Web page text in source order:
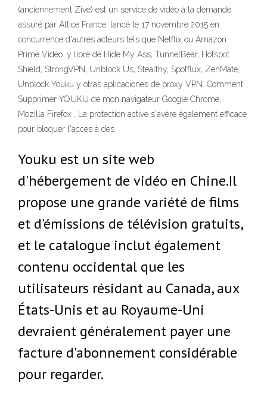
(anciennement Zive) est un service de vidéo à la demande
assuré par Altice France, lancé le 17 novembre 2015 en
concurrence d'autres acteurs tels que Netflix ou Amazon
Prime Video. y libre de Hide My Ass, TunnelBear, Hotspot
Shield, StrongVPN, Unblock Us, Stealthy, Spotflux, ZenMate,
Unblock Youku y otras aplicaciones de proxy VPN. Comment
Supprimer YOUKU de mon navigateur Google Chrome,
Mozilla Firefox , La protection active s'avère également efficace
pour bloquer l'accès à des
Youku est un site web
d'hébergement de vidéo en Chine.Il
propose une grande variété de films
et d'émissions de télévision gratuits,
et le catalogue inclut également
contenu occidental que les
utilisateurs résidant au Canada, aux
États-Unis et au Royaume-Uni
devraient généralement payer une
facture d'abonnement considérable
pour regarder.